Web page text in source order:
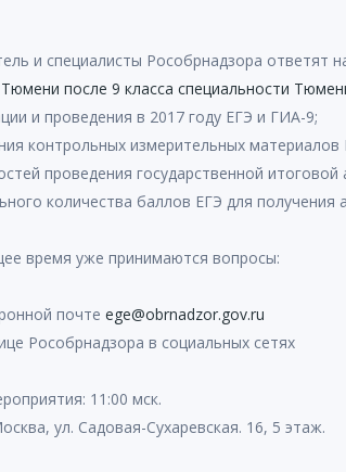
и специалисты Рособрнадзора ответят
после 9 класса специальности
и проведения в 2017 году ЕГЭ и ГИА-9;
контрольных измерительных
проведения государственной
количества баллов ЕГЭ для получения
время уже принимаются вопросы:
почте ege@obrnadzor.gov.ru
Рособрнадзора в социальных сетях
11:00 мск.
ул. Садовая-Сухаревская. 16, 5 этаж.